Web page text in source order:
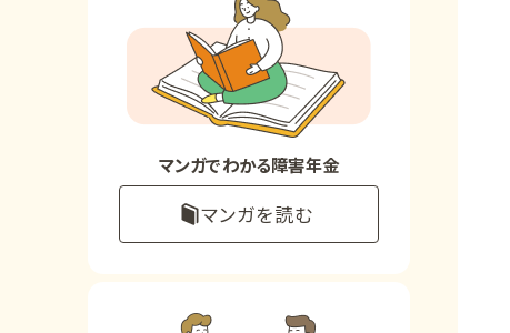
事務所について
お客様からの感謝のお手紙
マンガでわかる障害年金
マンガを読む